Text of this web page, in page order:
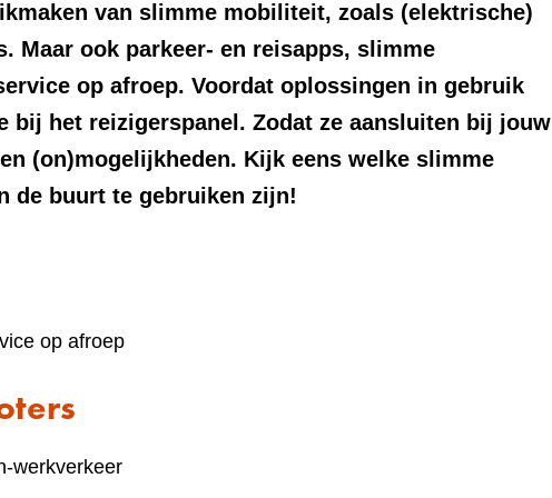
van slimme mobiliteit, zoals (elektrische)
Maar ook parkeer- en reisapps, slimme
op afroep. Voordat oplossingen in gebruik
bij het reizigerspanel. Zodat ze aansluiten bij jouw
(on)mogelijkheden. Kijk eens welke slimme
de buurt te gebruiken zijn!
op afroep
werkverkeer